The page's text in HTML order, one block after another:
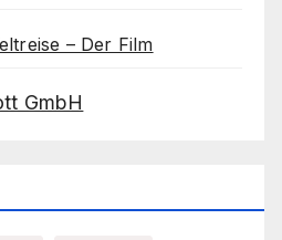
– Der Film
GmbH